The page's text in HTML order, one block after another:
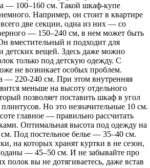
— 100–160 см. Такой шкаф-купе
Например, он стоит в квартире
две секции, одна из них — со
— 150–240 см, в нем может быть
вместительный и подходит для
детских вещей. Здесь даже можно
только под детскую одежду. С
не возникает особых проблем.
— 220-240 см. При этом внутренняя
меньше на высоту отдельного
позволяет поставить шкаф в угол
плинтусов. Но это незначительные 10 см.
главное — правильно рассчитать
Оптимальная высота под одежду на
Под постельное белье — 35–40 см.
на которых хранят куртки в не сезон,
— 45–50 см. И не забывайте про
полок вы не дотягиваетесь, даже встав